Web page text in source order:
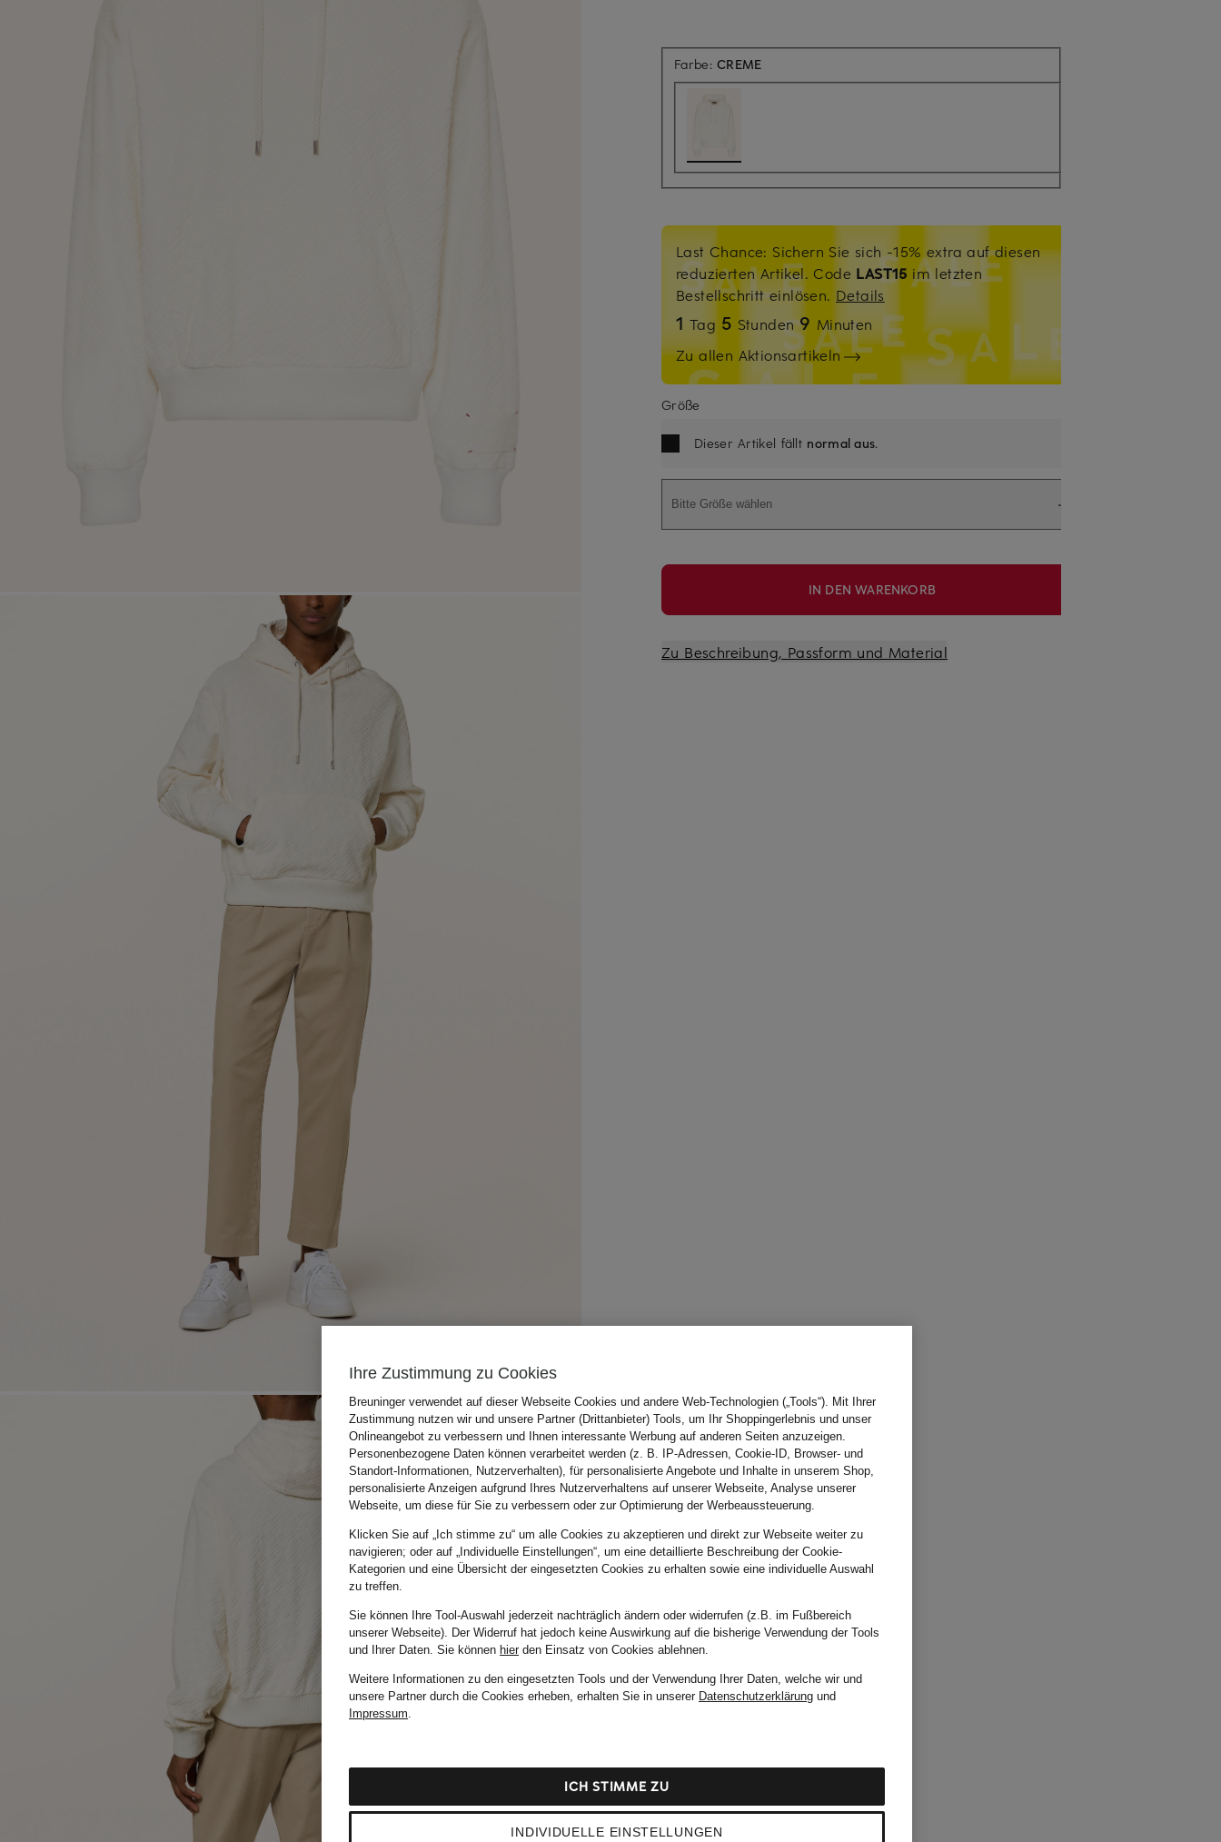
Farbe:CREME
Last Chance: Sichern Sie sich -15% extra auf diesen
reduzierten Artikel. Code LAST15 im letzten
Bestellschritt einlösen. Details
1 Tag 5 Stunden9 Minuten
Zu allen Aktionsartikeln
Größe
Dieser Artikel fällt normal aus.
Bitte Größe wählen
IN DEN WARENKORB
Zu Beschreibung, Passform und Material
Ihre Zustimmung zu Cookies
Breuninger verwendet auf dieser Webseite Cookies und andere Web-Technologien („Tools“). Mit Ihrer
Zustimmung nutzen wir und unsere Partner (Drittanbieter) Tools, um Ihr Shoppingerlebnis und unser
Onlineangebot zu verbessern und Ihnen interessante Werbung auf anderen Seiten anzuzeigen.
Personenbezogene Daten können verarbeitet werden (z. B. IP-Adressen, Cookie-ID, Browser- und
Standort-Informationen, Nutzerverhalten), für personalisierte Angebote und Inhalte in unserem Shop,
personalisierte Anzeigen aufgrund Ihres Nutzerverhaltens auf unserer Webseite, Analyse unserer
Webseite, um diese für Sie zu verbessern oder zur Optimierung der Werbeaussteuerung.
Klicken Sie auf „Ich stimme zu“ um alle Cookies zu akzeptieren und direkt zur Webseite weiter zu
navigieren; oder auf „Individuelle Einstellungen“, um eine detaillierte Beschreibung der Cookie-
Kategorien und eine Übersicht der eingesetzten Cookies zu erhalten sowie eine individuelle Auswahl
zu treffen.
Sie können Ihre Tool-Auswahl jederzeit nachträglich ändern oder widerrufen (z.B. im Fußbereich
unserer Webseite). Der Widerruf hat jedoch keine Auswirkung auf die bisherige Verwendung der Tools
und Ihrer Daten. Sie können hierden Einsatz von Cookies ablehnen.
Weitere Informationen zu den eingesetzten Tools und der Verwendung Ihrer Daten, welche wir und
unsere Partner durch die Cookies erheben, erhalten Sie in unserer Datenschutzerklärung und
Impressum.
INDIVIDUELLE EINSTELLUNGEN
ICH STIMME ZU